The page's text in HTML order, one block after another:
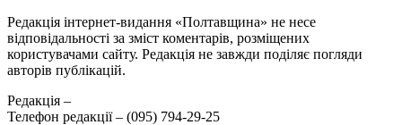
Редакція інтернет-видання «Полтавщина» не несе
відповідальності за зміст коментарів, розміщених
користувачами сайту. Редакція не завжди поділяє погляди
авторів публікацій.
Редакція –
Телефон редакції – (095) 794-29-25